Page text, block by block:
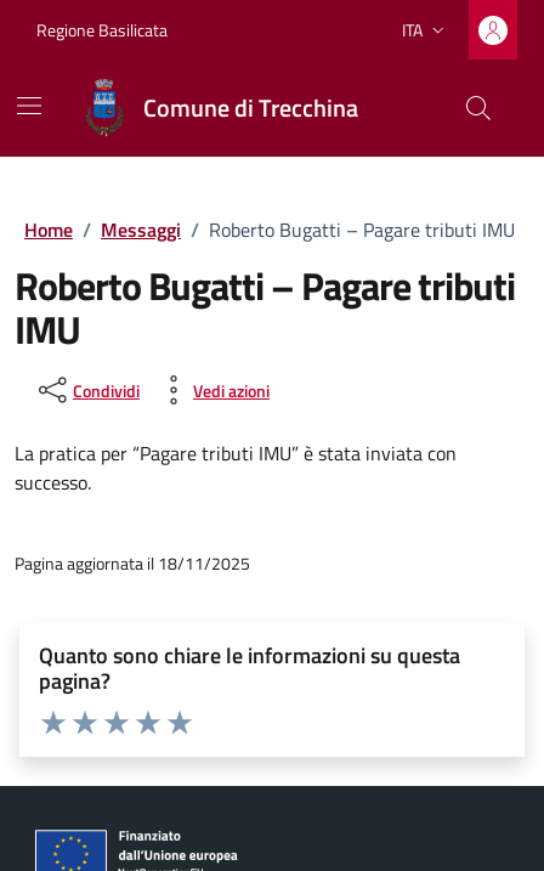
Regione Basilicata Lingua attiva:
ITA
Comune di Trecchina
Home / Messaggi / Roberto Bugatti – Pagare tributi IMU
Roberto Bugatti – Pagare tributi
IMU
Condividi Vedi azioni
La pratica per “Pagare tributi IMU” è stata inviata con
successo.
Pagina aggiornata il 18/11/2025
Quanto sono chiare le informazioni su questa
pagina?
Valuta 5 stelle su 5
Valuta 4 stelle su 5
Valuta 3 stelle su 5
Valuta 2 stelle su 5
Valuta 1 stelle su 5